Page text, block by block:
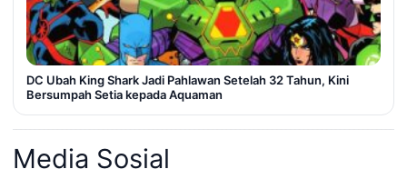
DC Ubah King Shark Jadi Pahlawan Setelah 32 Tahun, Kini
Bersumpah Setia kepada Aquaman
Media Sosial